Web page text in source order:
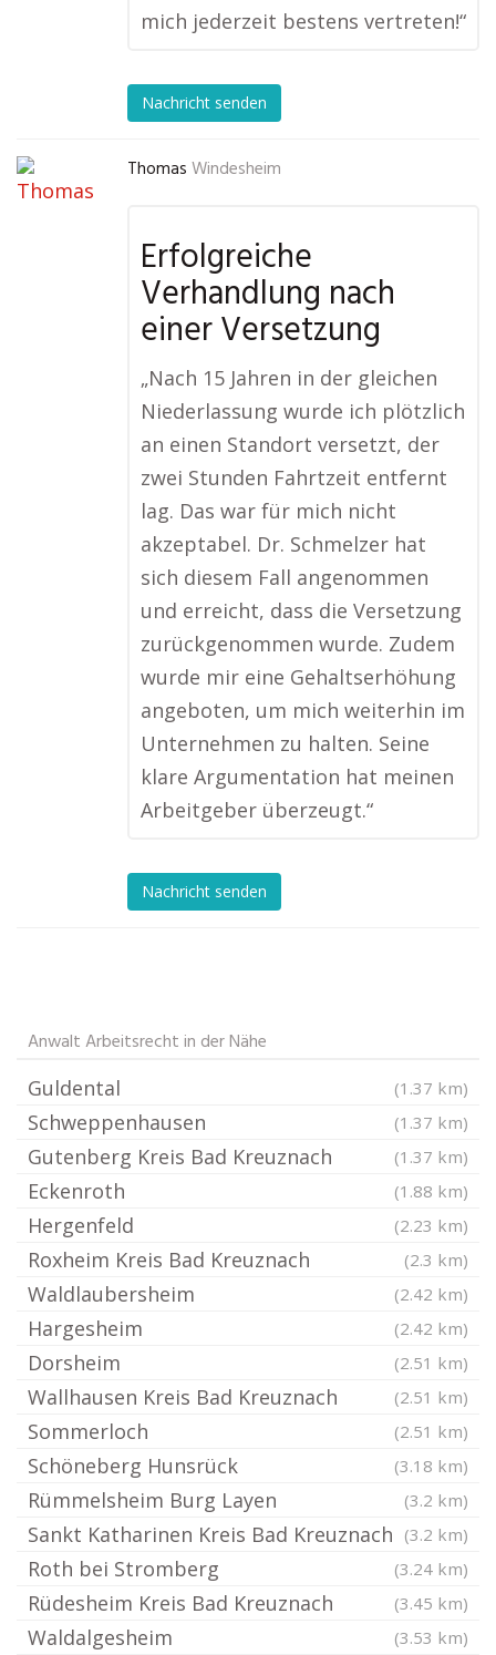
mich jederzeit bestens vertreten!“
Nachricht senden
Thomas Windesheim
Erfolgreiche
Verhandlung nach
einer Versetzung
„Nach 15 Jahren in der gleichen
Niederlassung wurde ich plötzlich
an einen Standort versetzt, der
zwei Stunden Fahrtzeit entfernt
lag. Das war für mich nicht
akzeptabel. Dr. Schmelzer hat
sich diesem Fall angenommen
und erreicht, dass die Versetzung
zurückgenommen wurde. Zudem
wurde mir eine Gehaltserhöhung
angeboten, um mich weiterhin im
Unternehmen zu halten. Seine
klare Argumentation hat meinen
Arbeitgeber überzeugt.“
Nachricht senden
Anwalt Arbeitsrecht in der Nähe
Guldental (1.37 km)
Schweppenhausen (1.37 km)
Gutenberg Kreis Bad Kreuznach (1.37 km)
Eckenroth (1.88 km)
Hergenfeld (2.23 km)
Roxheim Kreis Bad Kreuznach (2.3 km)
Waldlaubersheim (2.42 km)
Hargesheim (2.42 km)
Dorsheim (2.51 km)
Wallhausen Kreis Bad Kreuznach (2.51 km)
Sommerloch (2.51 km)
Schöneberg Hunsrück (3.18 km)
Rümmelsheim Burg Layen (3.2 km)
Sankt Katharinen Kreis Bad Kreuznach (3.2 km)
Roth bei Stromberg (3.24 km)
Rüdesheim Kreis Bad Kreuznach (3.45 km)
Waldalgesheim (3.53 km)